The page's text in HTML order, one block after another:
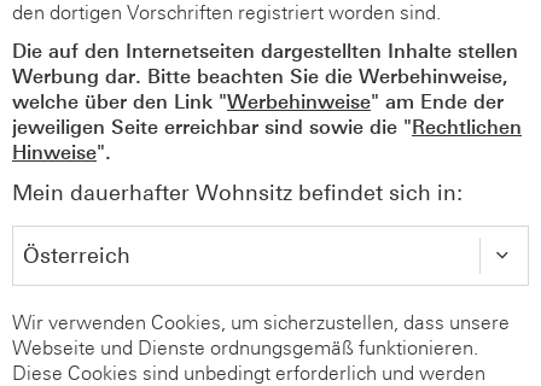
den dortigen Vorschriften registriert worden sind.
Die auf den Internetseiten dargestellten Inhalte stellen
Werbung dar. Bitte beachten Sie die Werbehinweise,
welche über den Link "Werbehinweise" am Ende der
jeweiligen Seite erreichbar sind sowie die "Rechtlichen
Hinweise".
Mein dauerhafter Wohnsitz befindet sich in:
Wir verwenden Cookies, um sicherzustellen, dass unsere
Webseite und Dienste ordnungsgemäß funktionieren.
Diese Cookies sind unbedingt erforderlich und werden